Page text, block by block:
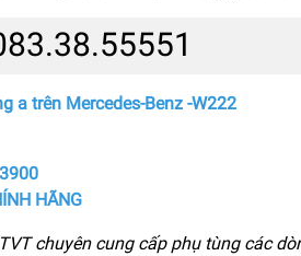
a trên Mercedes-Benz -W222
HÃNG
chuyên cung cấp phụ tùng các